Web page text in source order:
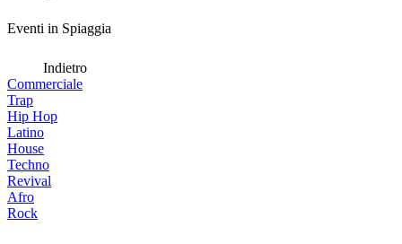
Eventi in Spiaggia
Indietro
Commerciale
Trap
Hip Hop
Latino
House
Techno
Revival
Afro
Rock